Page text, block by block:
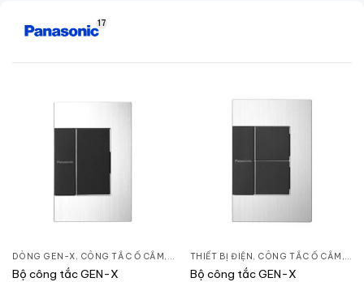
17
DÒNG GEN-X, CÔNG TẮC Ổ CẮM, THIẾT BỊ ĐIỆN
Bộ công tắc GEN-X
THIẾT BỊ ĐIỆN, CÔNG TẮC Ổ CẮM ,
Bộ công tắc GEN-X